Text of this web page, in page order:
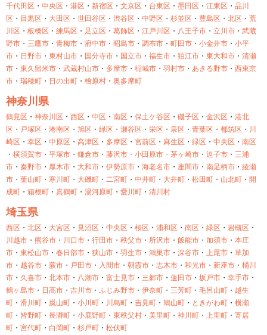
千代田区 ・ 中央区 ・ 港区 ・ 新宿区 ・ 文京区 ・ 台東区 ・ 墨田区 ・ 江東区 ・ 品川
区 ・ 目黒区 ・ 大田区 ・ 世田谷区 ・ 渋谷区 ・ 中野区 ・ 杉並区 ・ 豊島区 ・ 北区 ・ 荒
川区 ・ 板橋区 ・ 練馬区 ・ 足立区 ・ 葛飾区 ・ 江戸川区 ・ 八王子市 ・ 立川市 ・ 武蔵
野市 ・ 三鷹市 ・ 青梅市 ・ 府中市 ・ 昭島市 ・ 調布市 ・ 町田市 ・ 小金井市 ・ 小平
市 ・ 日野市 ・ 東村山市 ・ 国分寺市 ・ 国立市 ・ 福生市 ・ 狛江市 ・ 東大和市 ・ 清瀬
市 ・ 東久留米市 ・ 武蔵村山市 ・ 多摩市 ・ 稲城市 ・ 羽村市 ・ あきる野市 ・ 西東京
市 ・ 瑞穂町 ・ 日の出町 ・ 檜原村 ・ 奥多摩町
神奈川県
鶴見区 ・ 神奈川区 ・ 西区 ・ 中区 ・ 南区 ・ 保土ケ谷区 ・ 磯子区 ・ 金沢区 ・ 港北
区 ・ 戸塚区 ・ 港南区 ・ 旭区 ・ 緑区 ・ 瀬谷区 ・ 栄区 ・ 泉区 ・ 青葉区 ・ 都筑区 ・ 川
崎区 ・ 幸区 ・ 中原区 ・ 高津区 ・ 多摩区 ・ 宮前区 ・ 麻生区 ・ 緑区 ・ 中央区 ・ 南区
・ 横須賀市 ・ 平塚市 ・ 鎌倉市 ・ 藤沢市・ 小田原市・ 茅ヶ崎市 ・ 逗子市 ・ 三浦
市 ・ 秦野市 ・ 厚木市 ・ 大和市 ・ 伊勢原市 ・ 海老名市 ・ 座間市 ・ 南足柄市 ・ 綾瀬
市 ・ 葉山町 ・ 寒川町 ・ 大磯町 ・ 二宮町 ・ 中井町 ・ 大井町 ・ 松田町 ・ 山北町 ・ 開
成町 ・ 箱根町 ・ 真鶴町 ・ 湯河原町 ・ 愛川町 ・ 清川村
埼玉県
西区 ・ 北区 ・ 大宮区 ・ 見沼区 ・ 中央区 ・ 桜区 ・ 浦和区 ・ 南区 ・ 緑区 ・ 岩槻区 ・
川越市 ・ 熊谷市 ・ 川口市 ・ 行田市 ・ 秩父市 ・ 所沢市 ・ 飯能市 ・ 加須市 ・ 本庄
市 ・ 東松山市 ・ 春日部市 ・ 狭山市 ・ 羽生市 ・ 鴻巣市 ・ 深谷市 ・ 上尾市 ・ 草加
市 ・ 越谷市 ・ 蕨市 ・ 戸田市 ・ 入間市 ・ 朝霞市 ・ 志木市 ・ 和光市 ・ 新座市 ・ 桶川
市 ・ 久喜市 ・ 北本市 ・ 八潮市 ・ 富士見市 ・ 三郷市 ・ 蓮田市 ・ 坂戸市 ・ 幸手市 ・
鶴ヶ島市 ・ 日高市 ・ 吉川市 ・ ふじみ野市 ・ 伊奈町 ・ 三芳町 ・ 毛呂山町 ・ 越生
町 ・ 滑川町 ・ 嵐山町 ・ 小川町 ・ 川島町 ・ 吉見町 ・ 鳩山町 ・ ときがわ町 ・ 横瀬
町 ・ 皆野町 ・ 長瀞町 ・ 小鹿野町 ・ 東秩父村 ・ 美里町 ・ 神川町 ・ 上里町 ・ 寄居
町 ・ 宮代町 ・ 白岡町 ・ 杉戸町 ・ 松伏町